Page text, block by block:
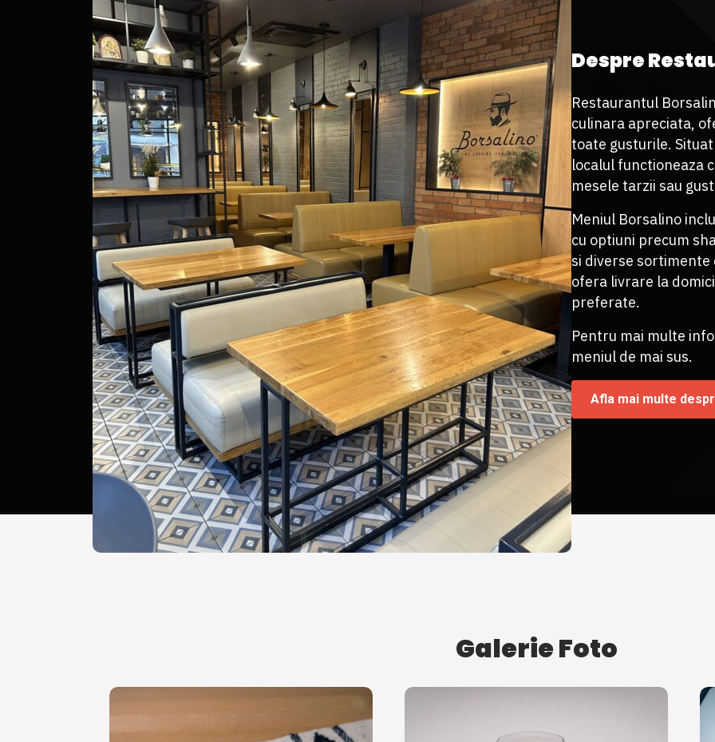
Despre noi
Despre
Restaurantul
culinara apreciata,
toate gusturile.
localul functioneaza
mesele tarzii sau
Meniul Borsalino
cu optiuni precum
si diverse sortimente
ofera livrare la
preferate.
Pentru mai multe
meniul de mai sus.
Afla mai multe
Galerie Foto